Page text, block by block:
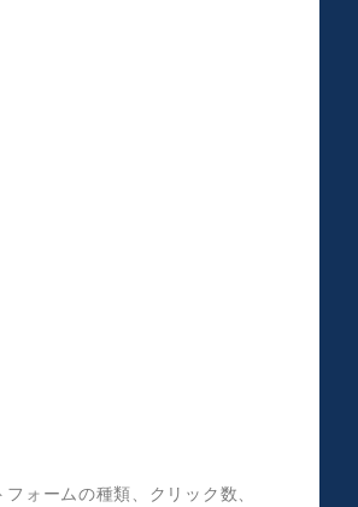
ォームの種類、クリック数、